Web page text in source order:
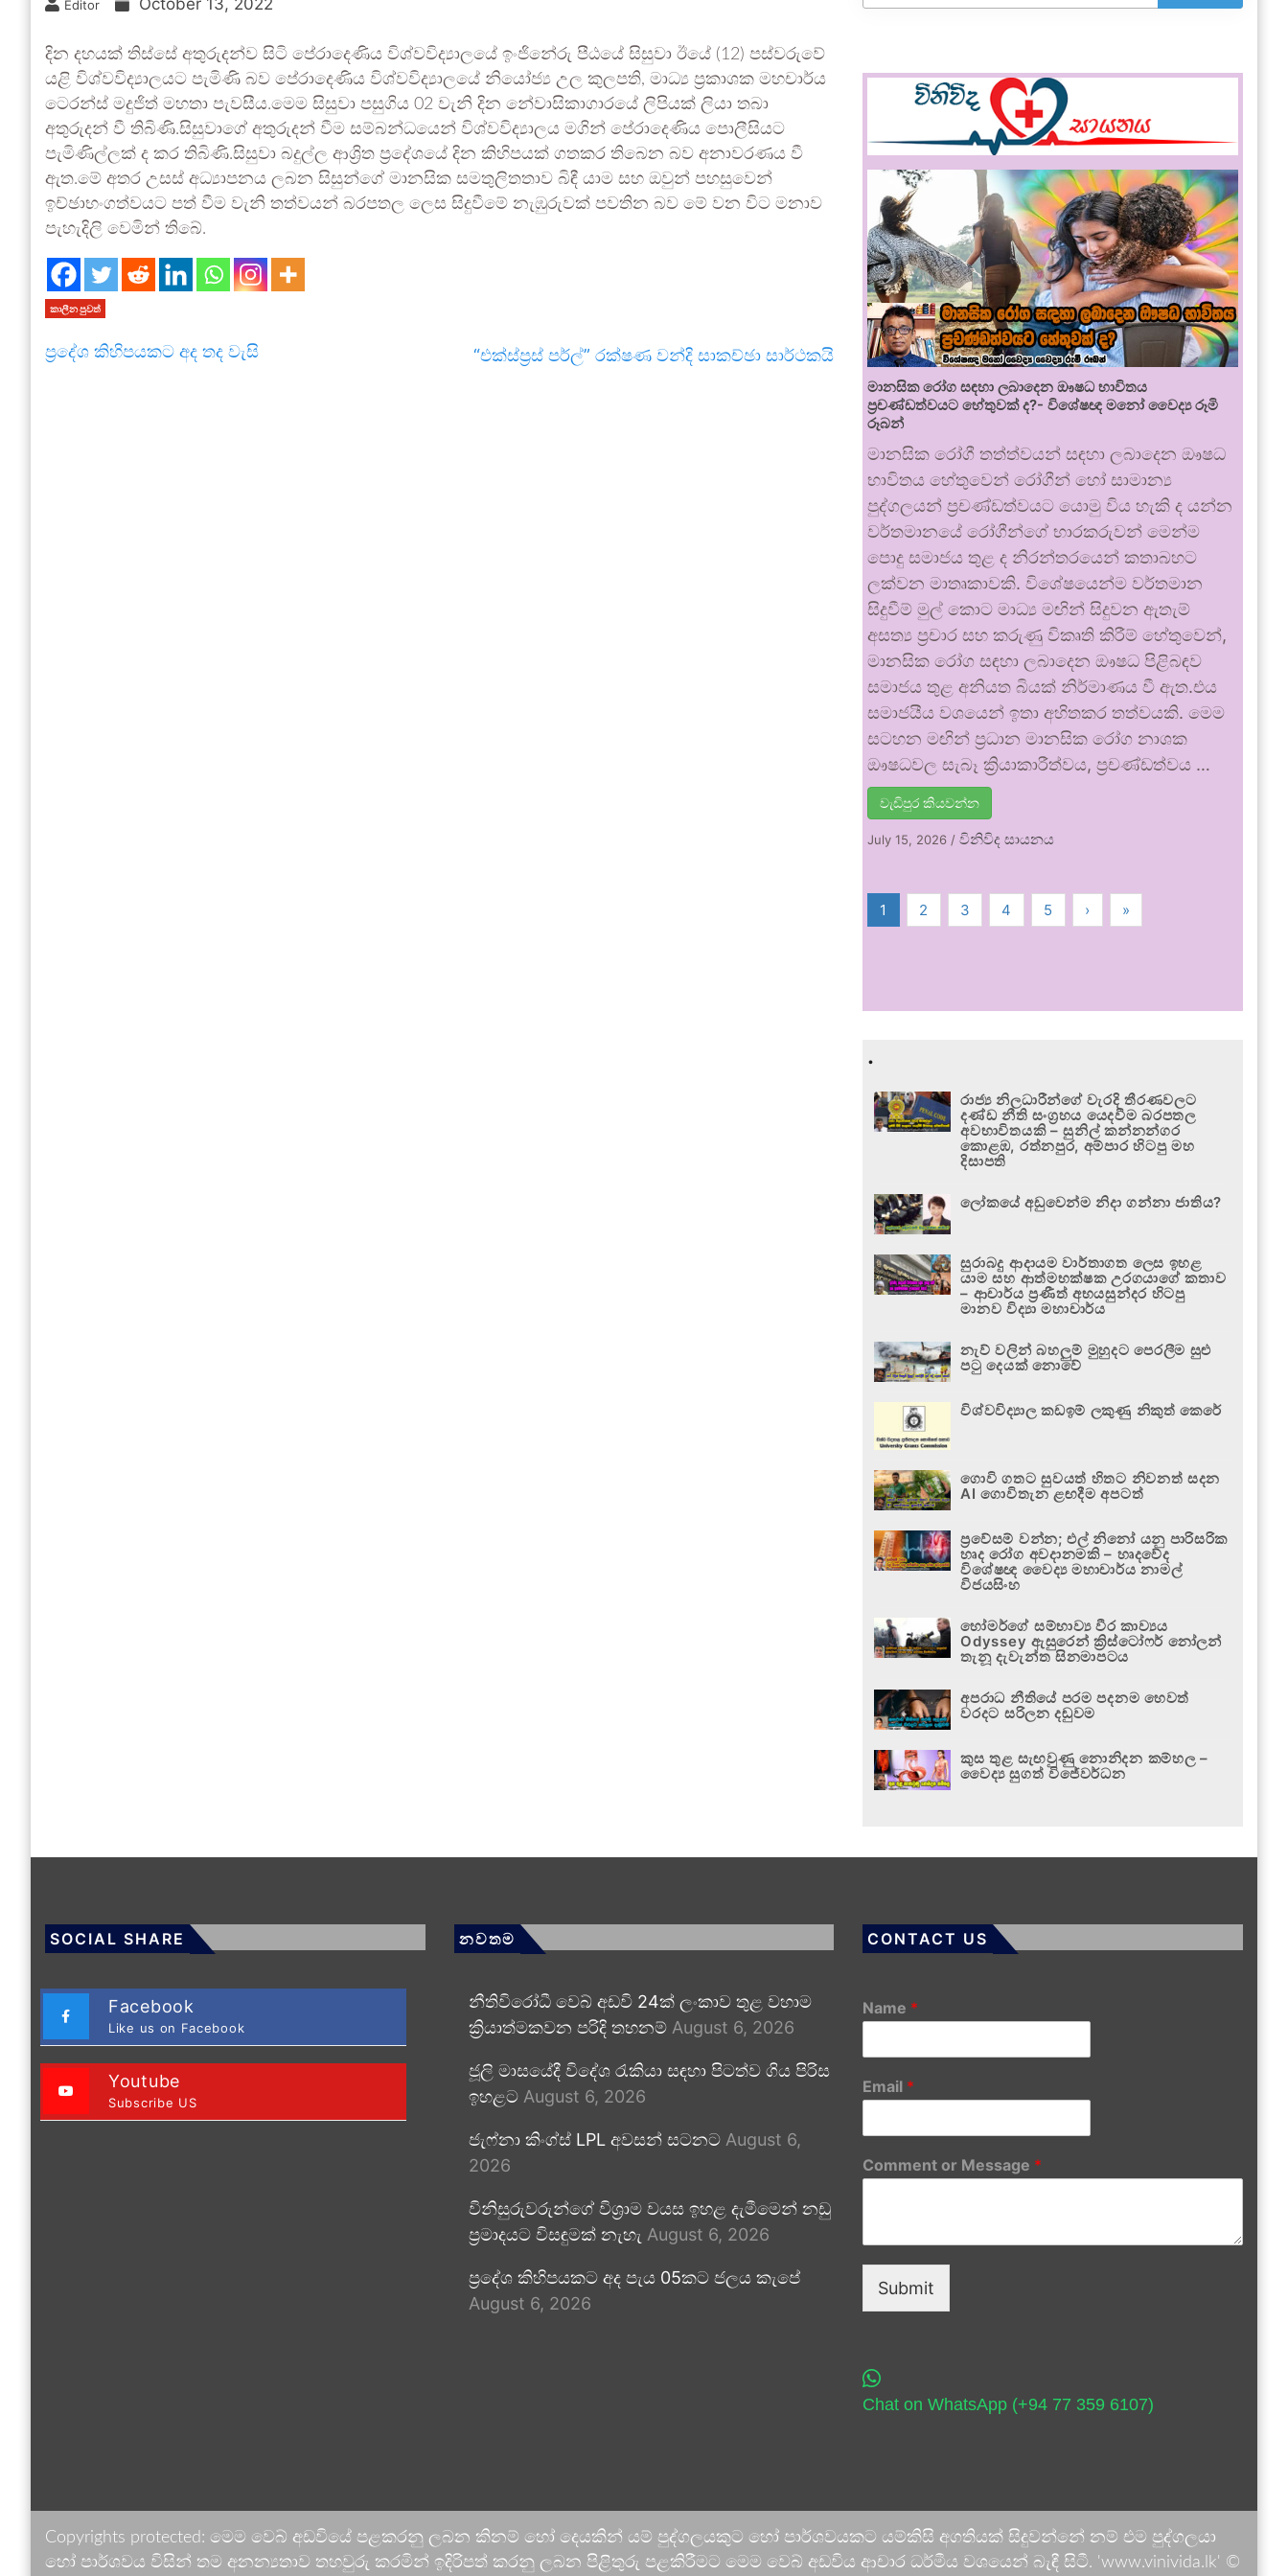
Editor October 13, 2022
දින දහයක් තිස්සේ අතුරුදන්ව සිටි පේරාදෙණිය විශ්වවිද්‍යාලයේ ඉංජිනේරු පීඨයේ සිසුවා ඊයේ (12) පස්වරුවේ
යළි විශ්වවිද්‍යාලයට පැමිණි බව පේරාදෙණිය විශ්වවිද්‍යාලයේ නියෝජ්‍ය උල කුලපති, මාධ්‍ය ප්‍රකාශක මහචාර්ය
ටෙරන්ස් මදුජිත් මහතා පැවසීය.මෙම සිසුවා පසුගිය 02 වැනි දින නේවාසිකාගාරයේ ලිපියක් ලියා තබා
අතුරුදන් වී තිබිණි.සිසුවාගේ අතුරුදන් වීම සම්බන්ධයෙන් විශ්වවිද්‍යාලය මගින් පේරාදෙණිය පොලීසියට
පැමිණිල්ලක් ද කර තිබිණි.සිසුවා බදුල්ල ආශ්‍රිත ප්‍රදේශයේ දින කිහිපයක් ගතකර තිබෙන බව අනාවරණය වී
ඇත.මේ අතර උසස් අධ්‍යාපනය ලබන සිසුන්ගේ මානසික සමතුලිතතාව බිඳී යාම සහ ඔවුන් පහසුවෙන්
ඉච්ඡාභංගත්වයට පත් වීම වැනි තත්වයන් බරපතල ලෙස සිදුවීමේ නැඹුරුවක් පවතින බව මේ වන විට මනාව
පැහැදිලි වෙමින් තිබේ.
කාලීන පුවත්
ප්‍රදේශ කිහිපයකට අද තද වැසි “එක්ස්ප්‍රස් පර්ල්” රක්ෂණ වන්දි සාකච්ඡා සාර්ථකයි
මානසික රෝග සඳහා ලබාදෙන ඖෂධ භාවිතය
ප්‍රචණ්ඩත්වයට හේතුවක් ද?- විශේෂඥ මනෝ වෛද්‍ය රූමි
රූබන්
මානසික රෝගී තත්ත්වයන් සඳහා ලබාදෙන ඖෂධ
භාවිතය හේතුවෙන් රෝගීන් හෝ සාමාන්‍ය
පුද්ගලයන් ප්‍රචණ්ඩත්වයට යොමු විය හැකි ද යන්න
වර්තමානයේ රෝගීන්ගේ භාරකරුවන් මෙන්ම
පොදු සමාජය තුළ ද නිරන්තරයෙන් කතාබහට
ලක්වන මාතෘකාවකි. විශේෂයෙන්ම වර්තමාන
සිදුවීම් මුල් කොට මාධ්‍ය මඟින් සිදුවන ඇතැම්
අසත්‍ය ප්‍රචාර සහ කරුණු විකෘති කිරීම් හේතුවෙන්,
මානසික රෝග සඳහා ලබාදෙන ඖෂධ පිළිබඳව
සමාජය තුළ අනියත බියක් නිර්මාණය වී ඇත.එය
සමාජයීය වශයෙන් ඉතා අහිතකර තත්වයකි. මෙම
සටහන මඟින් ප්‍රධාන මානසික රෝග නාශක
ඖෂධවල සැබෑ ක්‍රියාකාරීත්වය, ප්‍රචණ්ඩත්වය …
වැඩිපුර කියවන්න
July 15, 2026 /විනිවිද සායනය
1 2 3 4 5 › »
.
රාජ්‍ය නිලධාරීන්ගේ වැරදි තීරණවලට
දණ්ඩ නීති සංග්‍රහය යෙදවීම බරපතල
අවභාවිතයකි – සුනිල් කන්නන්ගර
කොළඹ, රත්නපුර, අම්පාර හිටපු මහ
දිසාපති
ලෝකයේ අඩුවෙන්ම නිදා ගන්නා ජාතිය?
සුරාබදු ආදායම වාර්තාගත ලෙස ඉහළ
යාම සහ ආත්මභක්ෂක උරගයාගේ කතාව
– ආචාර්ය ප්‍රණීත් අභයසුන්දර හිටපු
මානව විද්‍යා මහාචාර්ය
නැව් වලින් බහලුම් මුහුදට පෙරලීම සුළු
පටු දෙයක් නොවේ
විශ්වවිද්‍යාල කඩඉම් ලකුණු නිකුත් කෙරේ
ගොවි ගතට සුවයත් හිතට නිවනත් සදන
AI ගොවිතැන ළඟදීම අපටත්
ප්‍රවේසම් වන්න; එල් නිනෝ යනු පාරිසරික
හෘද රෝග අවදානමකි – හෘදවේද
විශේෂඥ වෛද්‍ය මහාචාර්ය නාමල්
විජයසිංහ
හෝමර්ගේ සම්භාව්‍ය වීර කාව්‍යය
Odyssey ඇසුරෙන් ක්‍රිස්ටෝෆර් නෝලන්
තැනූ දැවැන්ත සිනමාපටය
අපරාධ නීතියේ පරම පදනම හෙවත්
වරදට සරිලන දඬුවම
කුස තුළ සැඟවුණු නොනිදන කම්හල –
වෛද්‍ය සුගත් විජේවර්ධන
SOCIAL SHARE
Facebook
Like us on Facebook
Youtube
Subscribe US
නවතම
නීතිවිරෝධී වෙබ් අඩවි 24ක් ලංකාව තුළ වහාම
ක්‍රියාත්මකවන පරිදි තහනම් August 6, 2026
ජූලි මාසයේදී විදේශ රැකියා සඳහා පිටත්ව ගිය පිරිස
ඉහළට August 6, 2026
ජැෆ්නා කිංග්ස් LPL අවසන් සටනට August 6,
2026
විනිසුරුවරුන්ගේ විශ්‍රාම වයස ඉහළ දැමීමෙන් නඩු
ප්‍රමාදයට විසඳුමක් නැහැ August 6, 2026
ප්‍රදේශ කිහිපයකට අද පැය 05කට ජලය කැපේ
August 6, 2026
CONTACT US
Name *
Email *
Comment or Message *
Submit
Chat on WhatsApp (+94 77 359 6107)
Copyrights protected: මෙම වෙබ් අඩවියේ පළකරනු ලබන කිනම් හෝ දෙයකින් යම් පුද්ගලයකුට හෝ පාර්ශවයකට යම්කිසි අගතියක් සිදුවන්නේ නම් එම පුද්ගලයා
හෝ පාර්ශවය විසින් තම අනන්‍යතාව තහවුරු කරමින් ඉදිරිපත් කරනු ලබන පිළිතුරු පළකිරීමට මෙම වෙබ් අඩවිය ආචාර ධර්මීය වශයෙන් බැඳී සිටී. 'www.vinivida.lk' ©